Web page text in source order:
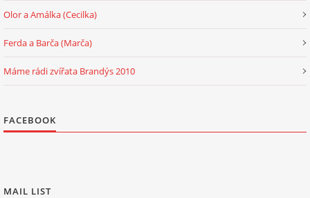
Olor a Amálka (Cecilka)
Ferda a Barča (Marča)
Máme rádi zvířata Brandýs 2010
FACEBOOK
MAIL LIST